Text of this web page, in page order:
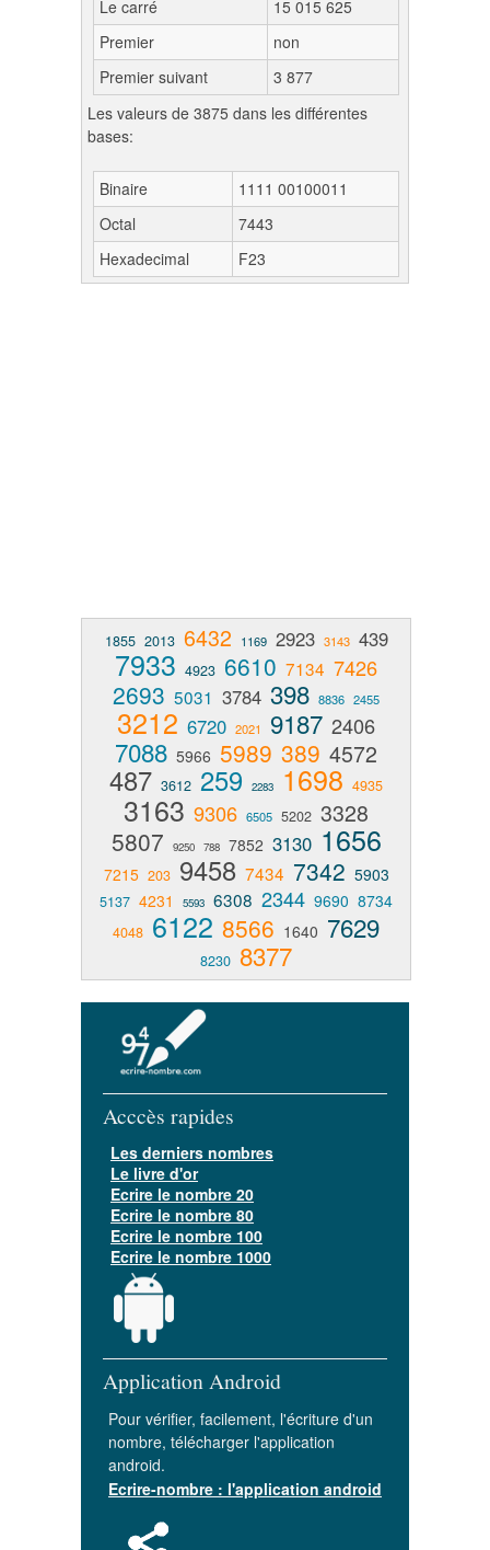
Le carré
15 015 625
Premier
non
Premier suivant
3 877
Les valeurs de 3875 dans les différentes
bases:
Binaire
1111 00100011
Octal
7443
Hexadecimal
F23
1855 2013 6432 1169 2923 3143 439
7933 4923 6610 7134 7426
2693 5031 3784 398 8836 2455
3212 6720 2021 9187 2406
7088 5966 5989 389 4572
487 3612 259 2283 1698 4935
3163 9306 6505 5202 3328
5807 9250 788 7852 3130 1656
7215 203 9458 7434 7342 5903
5137 4231 5593 6308 2344 9690 8734
4048 6122 8566 1640 7629
8230 8377
Acccès rapides
Les derniers nombres
Le livre d'or
Ecrire le nombre 20
Ecrire le nombre 80
Ecrire le nombre 100
Ecrire le nombre 1000
Application Android
Pour vérifier, facilement, l'écriture d'un
nombre, télécharger l'application
android.
Ecrire-nombre : l'application android